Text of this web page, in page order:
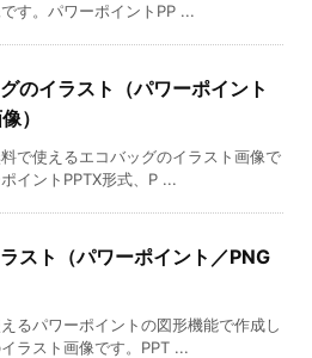
す。パワーポイントPP ...
のイラスト（パワーポイント
）
で使えるエコバッグのイラスト画像で
イントPPTX形式、P ...
スト（パワーポイント／PNG
るパワーポイントの図形機能で作成し
ラスト画像です。PPT ...